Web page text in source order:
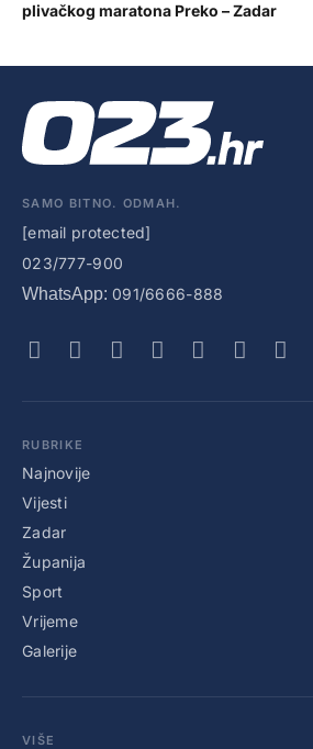
plivačkog maratona Preko – Zadar
SAMO BITNO. ODMAH.
[email protected]
023/777-900
WhatsApp: 091/6666-888
RUBRIKE
Najnovije
Vijesti
Zadar
Županija
Sport
Vrijeme
Galerije
VIŠE